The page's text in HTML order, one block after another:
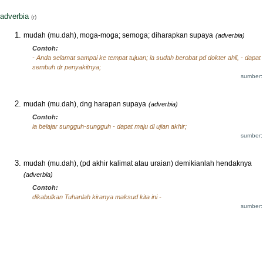
adverbia (r)
mudah (mu.dah), moga-moga; semoga; diharapkan supaya (adverbia)
Contoh:
- Anda selamat sampai ke tempat tujuan; ia sudah berobat pd dokter ahli, - dapat
sembuh dr penyakitnya;
mudah (mu.dah), dng harapan supaya (adverbia)
Contoh:
ia belajar sungguh-sungguh - dapat maju dl ujian akhir;
mudah (mu.dah), (pd akhir kalimat atau uraian) demikianlah hendaknya
(adverbia)
Contoh:
dikabulkan Tuhanlah kiranya maksud kita ini -